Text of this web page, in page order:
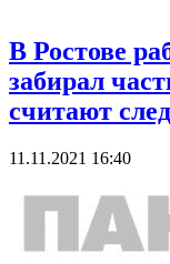
В Ростове
забирал
считают
11.11.2021 16:40